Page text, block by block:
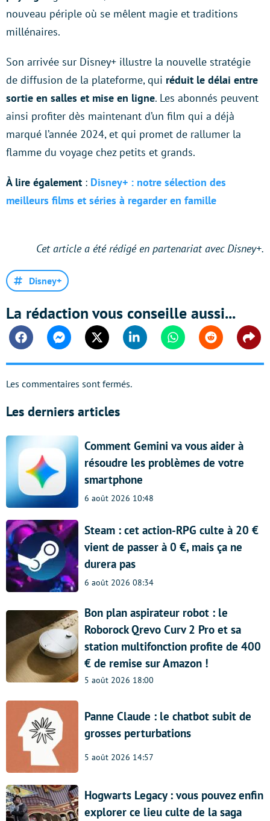
nouveau périple où se mêlent magie et traditions
millénaires.
Son arrivée sur Disney+ illustre la nouvelle stratégie
de diffusion de la plateforme, qui réduit le délai entre
sortie en salles et mise en ligne. Les abonnés peuvent
ainsi profiter dès maintenant d’un film qui a déjà
marqué l’année 2024, et qui promet de rallumer la
flamme du voyage chez petits et grands.
À lire également : Disney+ : notre sélection des
meilleurs films et séries à regarder en famille
Cet article a été rédigé en partenariat avec Disney+.
Disney+
La rédaction vous conseille aussi...
FacebookMessengerTwitter Linkedin WhatsappReddit
Les commentaires sont fermés.
Les derniers articles
Comment Gemini va vous aider à
résoudre les problèmes de votre
smartphone
6 août 2026 10:48
Steam : cet action-RPG culte à 20 €
vient de passer à 0 €, mais ça ne
durera pas
6 août 2026 08:34
Bon plan aspirateur robot : le
Roborock Qrevo Curv 2 Pro et sa
station multifonction profite de 400
€ de remise sur Amazon !
5 août 2026 18:00
Panne Claude : le chatbot subit de
grosses perturbations
5 août 2026 14:57
Hogwarts Legacy : vous pouvez enfin
explorer ce lieu culte de la saga